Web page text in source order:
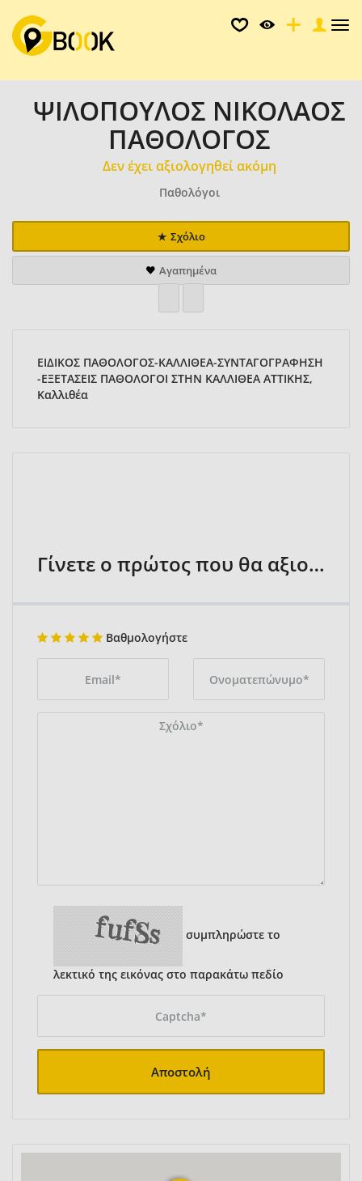
ΨΙΛΟΠΟΥΛΟΣ ΝΙΚΟΛΑΟΣ
ΠΑΘΟΛΟΓΟΣ
Δεν έχει αξιολογηθεί ακόμη
Παθολόγοι
Σχόλιο
Αγαπημένα
ΕΙΔΙΚΟΣ ΠΑΘΟΛΟΓΟΣ-ΚΑΛΛΙΘΕΑ-ΣΥΝΤΑΓΟΓΡΑΦΗΣΗ
-ΕΞΕΤΑΣΕΙΣ ΠΑΘΟΛΟΓΟΙ ΣΤΗΝ ΚΑΛΛΙΘΕΑ ΑΤΤΙΚΗΣ,
Καλλιθέα
Γίνετε ο πρώτος που θα αξιολογήσει
Βαθμολογήστε
συμπληρώστε το
λεκτικό της εικόνας στο παρακάτω πεδίο
Αποστολή